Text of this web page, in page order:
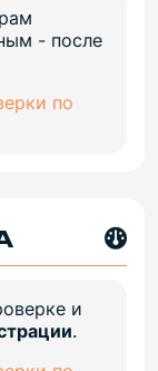
- после
по
и
.